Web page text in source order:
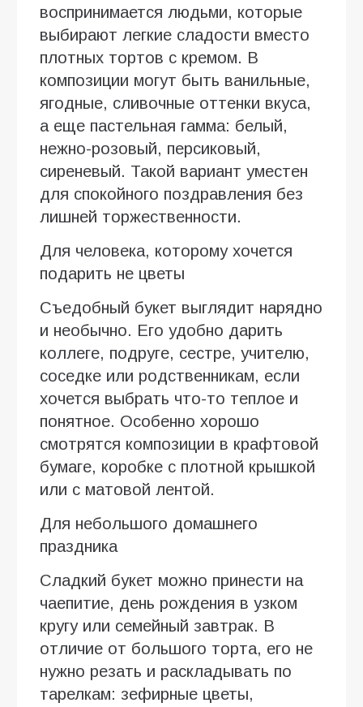
воспринимается людьми, которые
выбирают легкие сладости вместо
плотных тортов с кремом. В
композиции могут быть ванильные,
ягодные, сливочные оттенки вкуса,
а еще пастельная гамма: белый,
нежно-розовый, персиковый,
сиреневый. Такой вариант уместен
для спокойного поздравления без
лишней торжественности.
Для человека, которому хочется
подарить не цветы
Съедобный букет выглядит нарядно
и необычно. Его удобно дарить
коллеге, подруге, сестре, учителю,
соседке или родственникам, если
хочется выбрать что-то теплое и
понятное. Особенно хорошо
смотрятся композиции в крафтовой
бумаге, коробке с плотной крышкой
или с матовой лентой.
Для небольшого домашнего
праздника
Сладкий букет можно принести на
чаепитие, день рождения в узком
кругу или семейный завтрак. В
отличие от большого торта, его не
нужно резать и раскладывать по
тарелкам: зефирные цветы,